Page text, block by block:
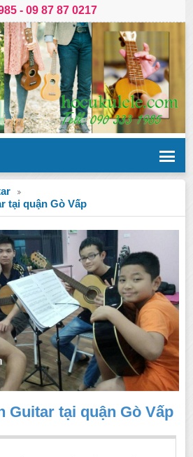
-09 87 87 0217
tại quận Gò Vấp
Guitar tại quận Gò Vấp